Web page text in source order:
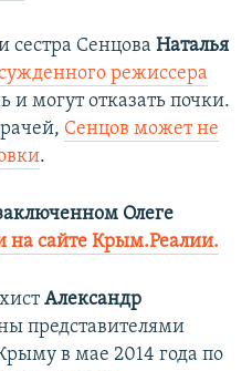
сестра Сенцова Наталья
режиссера
и могут отказать почки.
Сенцов может не
.
Олеге
на сайте Крым.Реалии.
Александр
представителями
в мае 2014 года по